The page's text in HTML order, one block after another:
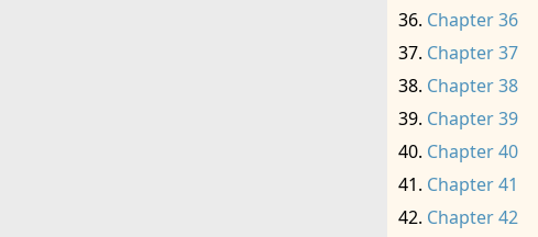
Chapter 36
Chapter 37
Chapter 38
Chapter 39
Chapter 40
Chapter 41
Chapter 42